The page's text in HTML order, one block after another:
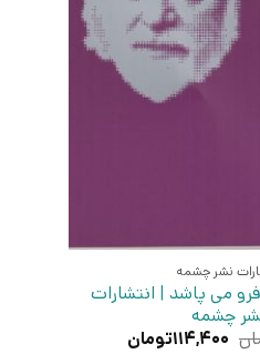
نشر چشمه
می پاشد | انتشارات
چشمه
قیمت
۱۱۴,۴۰۰تومانقیمت